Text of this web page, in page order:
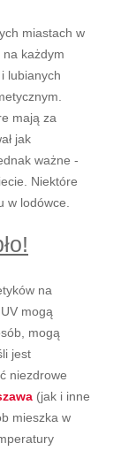
miastach w
każdym
lubianych
mają za
jak
ważne -
Niektóre
w lodówce.
na
mogą
mogą
jest
niezdrowe
(jak i inne
mieszka w